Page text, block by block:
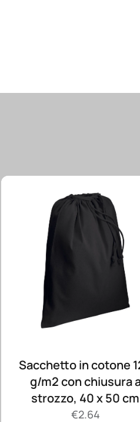
Sacchetto in cotone
g/m2 con chiusura
strozzo, 40 x 50 cm
€2.64